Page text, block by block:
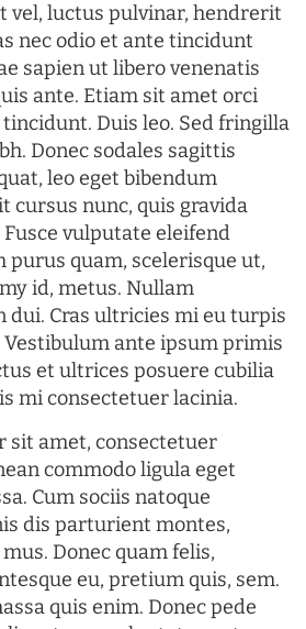
vel, luctus pulvinar, hendrerit
nec odio et ante tincidunt
sapien ut libero venenatis
ante. Etiam sit amet orci
Duis leo. Sed fringilla
Donec sodales sagittis
leo eget bibendum
cursus nunc, quis gravida
vulputate eleifend
purus quam, scelerisque ut,
id, metus. Nullam
dui. Cras ultricies mi eu turpis
ante ipsum primis
et ultrices posuere cubilia
mi consectetuer lacinia.
sit amet, consectetuer
commodo ligula eget
Cum sociis natoque
dis parturient montes,
Donec quam felis,
eu, pretium quis, sem.
quis enim. Donec pede